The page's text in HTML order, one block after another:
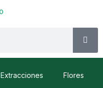
Extracciones Flores